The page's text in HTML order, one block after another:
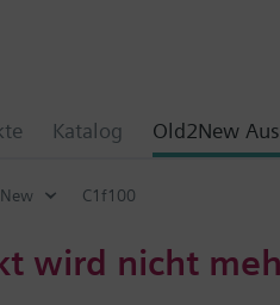
Katalog Old2New
C1f100
wird nicht